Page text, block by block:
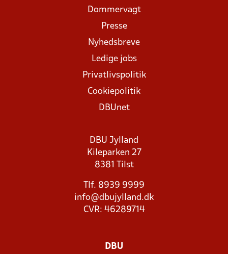
Dommervagt
Presse
Nyhedsbreve
Ledige jobs
Privatlivspolitik
Cookiepolitik
DBUnet
DBU Jylland
Kileparken 27
8381 Tilst
Tlf. 8939 9999
info@dbujylland.dk
CVR: 46289714
DBU